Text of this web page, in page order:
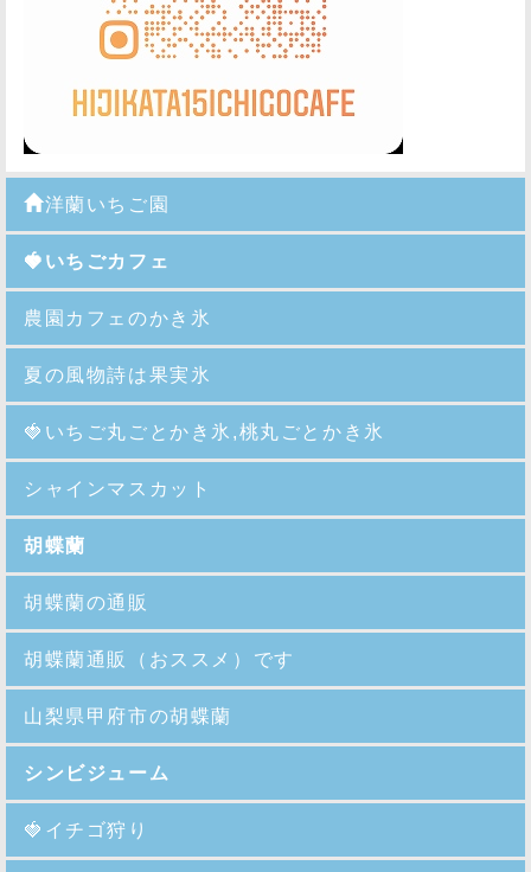
洋蘭いちご園
🍓いちごカフェ
農園カフェのかき氷
夏の風物詩は果実氷
🍓 いちご丸ごとかき氷,桃丸ごとかき氷
シャインマスカット
胡蝶蘭
胡蝶蘭の通販
胡蝶蘭通販（おススメ）です
山梨県甲府市の胡蝶蘭
シンビジューム
🍓イチゴ狩り